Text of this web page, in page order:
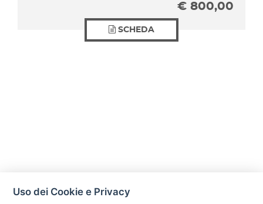
€ 800,00
SCHEDA
Uso dei Cookie e Privacy